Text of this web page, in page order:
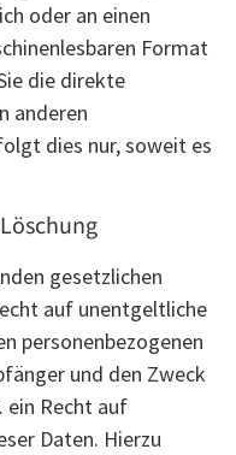
oder an einen
Format
die direkte
anderen
dies nur, soweit es
gesetzlichen
auf unentgeltliche
personenbezogenen
und den Zweck
ein Recht auf
Daten. Hierzu